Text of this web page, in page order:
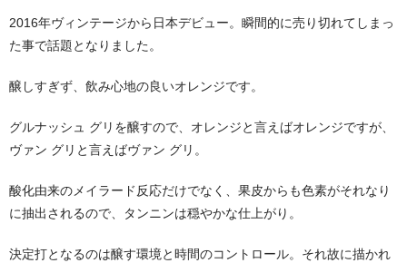
2016年ヴィンテージから日本デビュー。瞬間的に売り切れてしまっ
た事で話題となりました。
醸しすぎず、飲み心地の良いオレンジです。
グルナッシュ グリを醸すので、オレンジと言えばオレンジですが、
ヴァン グリと言えばヴァン グリ。
酸化由来のメイラード反応だけでなく、果皮からも色素がそれなり
に抽出されるので、タンニンは穏やかな仕上がり。
決定打となるのは醸す環境と時間のコントロール。それ故に描かれ